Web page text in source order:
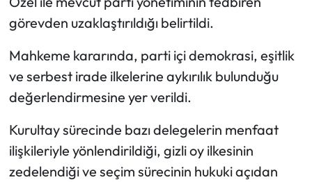
görevden uzaklaştırıldığı belirtildi.
Mahkeme kararında, parti içi demokrasi, eşitlik
ve serbest irade ilkelerine aykırılık bulunduğu
değerlendirmesine yer verildi.
Kurultay sürecinde bazı delegelerin menfaat
ilişkileriyle yönlendirildiği, gizli oy ilkesinin
zedelendiği ve seçim sürecinin hukuki açıdan